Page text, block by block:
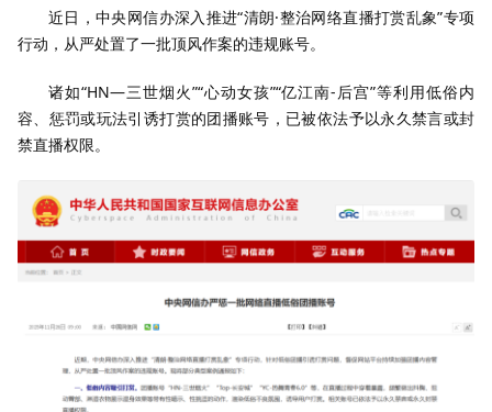
近日，中央网信办深入推进“清朗·整治网络直播打赏乱象”专项
行动，从严处置了一批顶风作案的违规账号。
诸如“HN—三世烟火”“心动女孩”“亿江南-后宫”等利用低俗内
容、惩罚或玩法引诱打赏的团播账号，已被依法予以永久禁言或封
禁直播权限。